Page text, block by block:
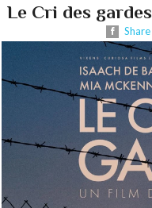
Le Cri des gardes
Share